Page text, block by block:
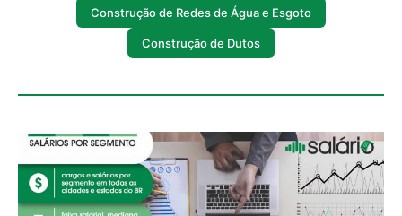
Construção de Redes de Água e Esgoto
Construção de Dutos